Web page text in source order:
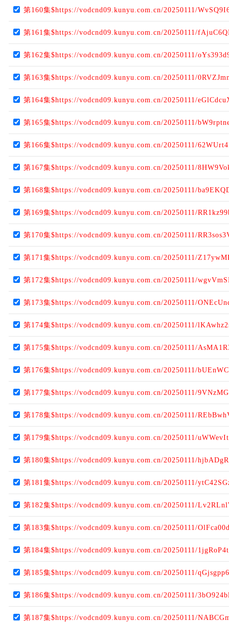
第160集$https://vodcnd09.kunyu.com.cn/20250111/
第161集$https://vodcnd09.kunyu.com.cn/20250111/
第162集$https://vodcnd09.kunyu.com.cn/20250111/
第163集$https://vodcnd09.kunyu.com.cn/20250111/
第164集$https://vodcnd09.kunyu.com.cn/20250111/
第165集$https://vodcnd09.kunyu.com.cn/20250111/
第166集$https://vodcnd09.kunyu.com.cn/20250111/
第167集$https://vodcnd09.kunyu.com.cn/20250111/
第168集$https://vodcnd09.kunyu.com.cn/20250111/
第169集$https://vodcnd09.kunyu.com.cn/20250111/
第170集$https://vodcnd09.kunyu.com.cn/20250111/
第171集$https://vodcnd09.kunyu.com.cn/20250111/
第172集$https://vodcnd09.kunyu.com.cn/20250111/
第173集$https://vodcnd09.kunyu.com.cn/20250111/
第174集$https://vodcnd09.kunyu.com.cn/20250111/
第175集$https://vodcnd09.kunyu.com.cn/20250111/
第176集$https://vodcnd09.kunyu.com.cn/20250111/
第177集$https://vodcnd09.kunyu.com.cn/20250111/
第178集$https://vodcnd09.kunyu.com.cn/20250111/
第179集$https://vodcnd09.kunyu.com.cn/20250111/
第180集$https://vodcnd09.kunyu.com.cn/20250111/
第181集$https://vodcnd09.kunyu.com.cn/20250111/
第182集$https://vodcnd09.kunyu.com.cn/20250111/
第183集$https://vodcnd09.kunyu.com.cn/20250111/
第184集$https://vodcnd09.kunyu.com.cn/20250111/
第185集$https://vodcnd09.kunyu.com.cn/20250111/
第186集$https://vodcnd09.kunyu.com.cn/20250111/
第187集$https://vodcnd09.kunyu.com.cn/20250111/